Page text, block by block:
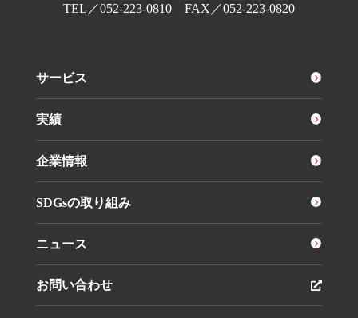
TEL／052-223-0810 FAX／052-223-0820
サービス
実績
企業情報
SDGsの取り組み
ニュース
お問い合わせ